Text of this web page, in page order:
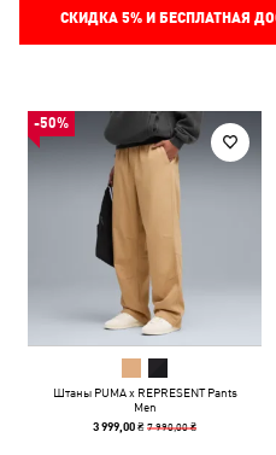
СКИДКА 5%И БЕСПЛАТНАЯ
-50%
Штаны PUMA x REPRESENT Pants
Men
3 999,00 ₴7 990,00 ₴